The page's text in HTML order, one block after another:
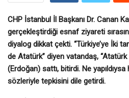
CHP İstanbul İl Başkanı Dr. Canan
gerçekleştirdiği esnaf ziyareti
diyalog dikkat çekti. “Türkiye’ye İki
de Atatürk” diyen vatandaş, “Atatürk
(Erdoğan) sattı, bitirdi. Ne yapıldıysa
sözleriyle tepkisini dile getirdi.